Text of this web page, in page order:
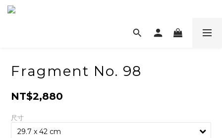
Fragment No. 98
NT$2,880
尺寸